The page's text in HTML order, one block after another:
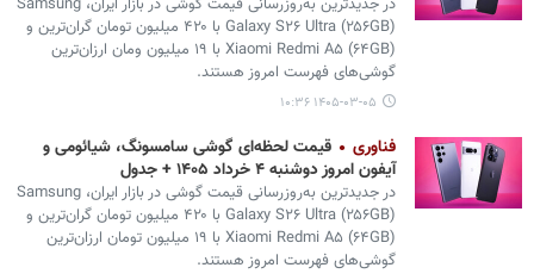
در جدیدترین به‌روزرسانی قیمت گوشی در بازار ایران، Samsung
Galaxy S۲۶ Ultra (۲۵۶GB) با ۴۲۰ میلیون تومان گران‌ترین و
Xiaomi Redmi A۵ (۶۴GB) با ۱۹ میلیون ومان ارزان‌ترین
گوشی‌های فهرست امروز هستند.
۱۴۰۵-۰۳-۰۵ ۱۰:۳۶
فناوری
قیمت لحظه‌ای گوشی سامسونگ، شیائومی و
آیفون امروز دوشنبه ۴ خرداد ۱۴۰۵ + جدول
در جدیدترین به‌روزرسانی قیمت گوشی در بازار ایران، Samsung
Galaxy S۲۶ Ultra (۲۵۶GB) با ۴۲۰ میلیون تومان گران‌ترین و
Xiaomi Redmi A۵ (۶۴GB) با ۱۹ میلیون تومان ارزان‌ترین
گوشی‌های فهرست امروز هستند.